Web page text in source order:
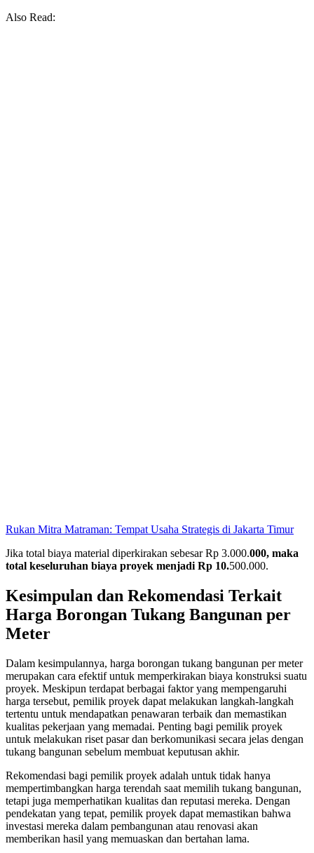
Also Read:
Rukan Mitra Matraman: Tempat Usaha Strategis di Jakarta Timur
Jika total biaya material diperkirakan sebesar Rp 3.000.000, maka
total keseluruhan biaya proyek menjadi Rp 10.500.000.
Kesimpulan dan Rekomendasi Terkait
Harga Borongan Tukang Bangunan per
Meter
Dalam kesimpulannya, harga borongan tukang bangunan per meter
merupakan cara efektif untuk memperkirakan biaya konstruksi suatu
proyek. Meskipun terdapat berbagai faktor yang mempengaruhi
harga tersebut, pemilik proyek dapat melakukan langkah-langkah
tertentu untuk mendapatkan penawaran terbaik dan memastikan
kualitas pekerjaan yang memadai. Penting bagi pemilik proyek
untuk melakukan riset pasar dan berkomunikasi secara jelas dengan
tukang bangunan sebelum membuat keputusan akhir.
Rekomendasi bagi pemilik proyek adalah untuk tidak hanya
mempertimbangkan harga terendah saat memilih tukang bangunan,
tetapi juga memperhatikan kualitas dan reputasi mereka. Dengan
pendekatan yang tepat, pemilik proyek dapat memastikan bahwa
investasi mereka dalam pembangunan atau renovasi akan
memberikan hasil yang memuaskan dan bertahan lama.